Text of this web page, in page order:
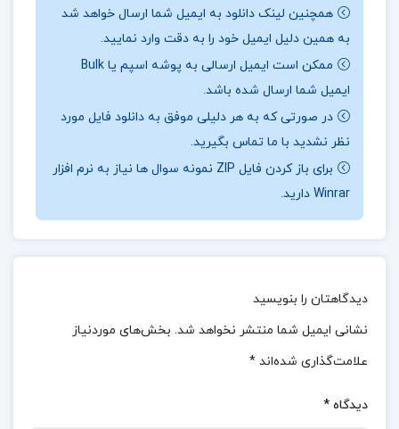
در بخشی از کتاب شانزده مقاله در زبانشناسی کاربردی و
ترجمه لطف الله یارمحمدی
اگر بخواهید مسائل مطرح‌شده در این کتاب را به
آدم‌ها نسبت دهید و نکته‌ها، عقده‌ها، دغدغه‌های
فکری، اجتماعی و سیاسی بشر امروز را به این کمیک‌ها
خزعبلات یک گوساله است که مجموعه‌ی پرت‌وپلاهای
پدربزرگش را که مدام عرق یونجه می‌خورد، غروب‌ها
موجودات گوساله به دنیا می‌آیند و گاو از دنیا می‌روند”
همچنین لینک دانلود به ایمیل شما ارسال خواهد شد
به همین دلیل ایمیل خود را به دقت وارد نمایید.
ممکن است ایمیل ارسالی به پوشه اسپم یا Bulk
ایمیل شما ارسال شده باشد.
در صورتی که به هر دلیلی موفق به دانلود فایل مورد
نظر نشدید با ما تماس بگیرید.
برای باز کردن فایل ZIP نمونه سوال ها نیاز به نرم افزار
Winrar دارید.
دیدگاهتان را بنویسید
نشانی ایمیل شما منتشر نخواهد شد. بخش‌های موردنیاز
علامت‌گذاری شده‌اند *
دیدگاه *